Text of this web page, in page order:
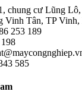
chung cư Lũng
Vinh Tân, TP Vinh,
253 189
585